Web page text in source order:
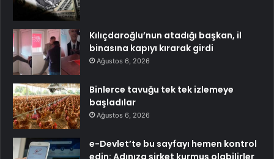
Kılıçdaroğlu’nun atadığı başkan, il
binasına kapıyı kırarak girdi
Ağustos 6, 2026
Binlerce tavuğu tek tek izlemeye
başladılar
Ağustos 6, 2026
e-Devlet’te bu sayfayı hemen kontrol
edin: Adınıza şirket kurmuş olabilirler